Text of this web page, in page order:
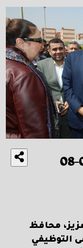
2026-04-08
محافظ
التوظيفي